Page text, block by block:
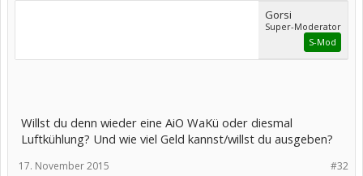
Gorsi
Super-Moderator
S-Mod
Willst du denn wieder eine AiO WaKü oder diesmal
Luftkühlung? Und wie viel Geld kannst/willst du ausgeben?
#32
17. November 2015